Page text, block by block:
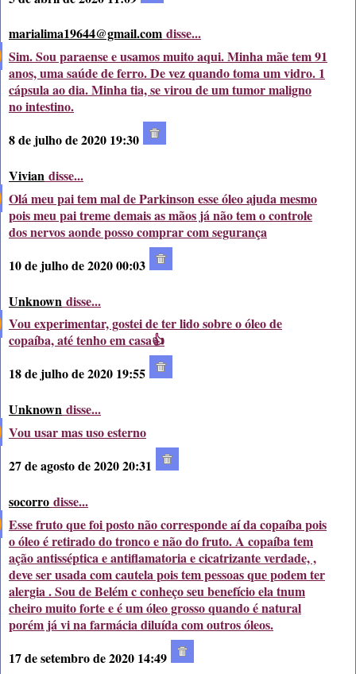
marialima19644@gmail.com disse...
Sim. Sou paraense e usamos muito aqui. Minha mãe tem 91
anos, uma saúde de ferro. De vez quando toma um vidro. 1
cápsula ao dia. Minha tia, se virou de um tumor maligno
no intestino.
8 de julho de 2020 19:30
Vivian disse...
Olá meu pai tem mal de Parkinson esse óleo ajuda mesmo
pois meu pai treme demais as mãos já não tem o controle
dos nervos aonde posso comprar com segurança
10 de julho de 2020 00:03
Unknown disse...
Vou experimentar, gostei de ter lido sobre o óleo de
copaíba, até tenho em casa👍
18 de julho de 2020 19:55
Unknown disse...
Vou usar mas uso esterno
27 de agosto de 2020 20:31
socorro disse...
Esse fruto que foi posto não corresponde aí da copaíba pois
o óleo é retirado do tronco e não do fruto. A copaíba tem
ação antisséptica e antiflamatoria e cicatrizante verdade, ,
deve ser usada com cautela pois tem pessoas que podem ter
alergia . Sou de Belém c conheço seu benefício ela tnum
cheiro muito forte e é um óleo grosso quando é natural
porém já vi na farmácia diluída com outros óleos.
17 de setembro de 2020 14:49